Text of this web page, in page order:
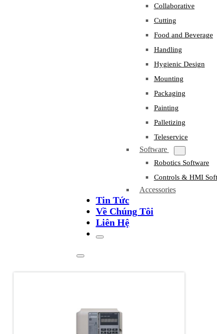
Collaborative
Cutting
Food and Beverage
Handling
Hygienic Design
Mounting
Packaging
Painting
Palletizing
Teleservice
Software
Robotics Software
Controls & HMI
Accessories
Tin Tức
Về Chúng Tôi
Liên Hệ